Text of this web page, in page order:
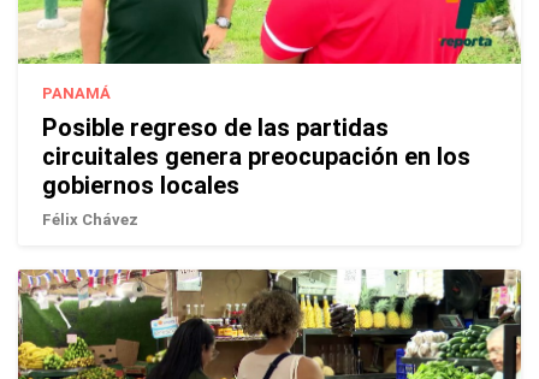
PANAMÁ
Posible regreso de las partidas
circuitales genera preocupación en los
gobiernos locales
Félix Chávez